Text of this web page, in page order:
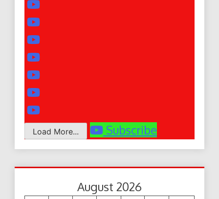
Load More... Subscribe
August 2026